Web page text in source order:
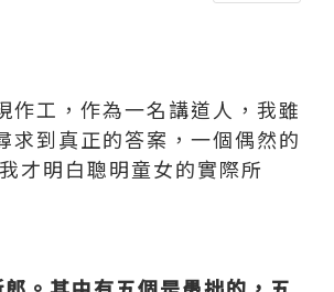
作工，作為一名講道人，我雖
求到真正的答案，一個偶然的
才明白聰明童女的實際所